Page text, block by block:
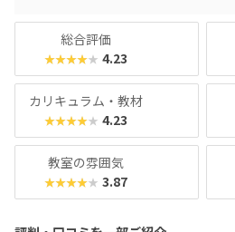
総合評価
★★★★★ 4.23
カリキュラム・教材
★★★★★ 4.23
教室の雰囲気
★★★★★ 3.87